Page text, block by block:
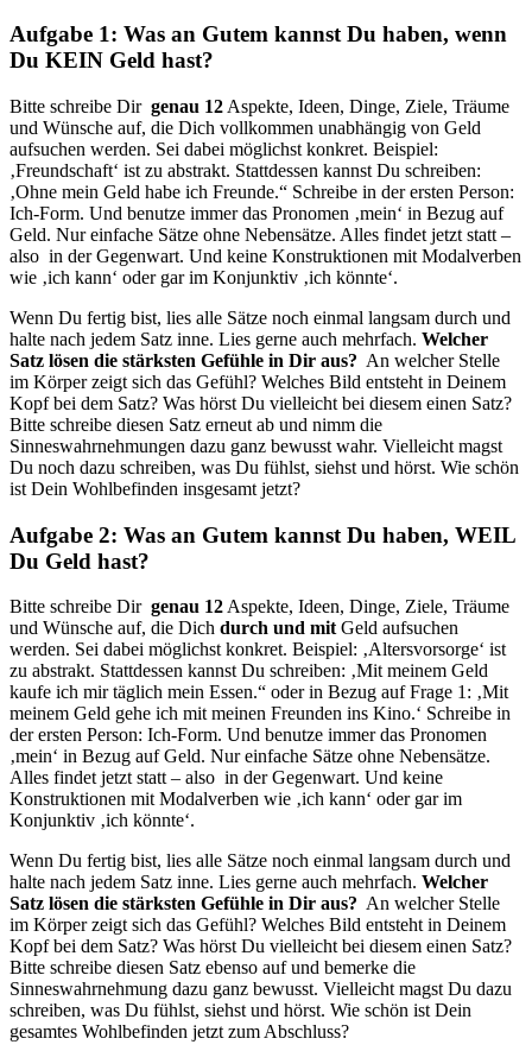
Aufgabe 1: Was an Gutem kannst Du haben, wenn
Du KEIN Geld hast?
Bitte schreibe Dir genau 12 Aspekte, Ideen, Dinge, Ziele, Träume
und Wünsche auf, die Dich vollkommen unabhängig von Geld
aufsuchen werden. Sei dabei möglichst konkret. Beispiel:
‚Freundschaft‘ ist zu abstrakt. Stattdessen kannst Du schreiben:
‚Ohne mein Geld habe ich Freunde.“ Schreibe in der ersten Person:
Ich-Form. Und benutze immer das Pronomen ‚mein‘ in Bezug auf
Geld. Nur einfache Sätze ohne Nebensätze. Alles findet jetzt statt –
also in der Gegenwart. Und keine Konstruktionen mit Modalverben
wie ‚ich kann‘ oder gar im Konjunktiv ‚ich könnte‘.
Wenn Du fertig bist, lies alle Sätze noch einmal langsam durch und
halte nach jedem Satz inne. Lies gerne auch mehrfach. Welcher
Satz lösen die stärksten Gefühle in Dir aus? An welcher Stelle
im Körper zeigt sich das Gefühl? Welches Bild entsteht in Deinem
Kopf bei dem Satz? Was hörst Du vielleicht bei diesem einen Satz?
Bitte schreibe diesen Satz erneut ab und nimm die
Sinneswahrnehmungen dazu ganz bewusst wahr. Vielleicht magst
Du noch dazu schreiben, was Du fühlst, siehst und hörst. Wie schön
ist Dein Wohlbefinden insgesamt jetzt?
Aufgabe 2: Was an Gutem kannst Du haben, WEIL
Du Geld hast?
Bitte schreibe Dir genau 12Aspekte, Ideen, Dinge, Ziele, Träume
und Wünsche auf, die Dich durch und mitGeld aufsuchen
werden. Sei dabei möglichst konkret. Beispiel: ‚Altersvorsorge‘ ist
zu abstrakt. Stattdessen kannst Du schreiben: ‚Mit meinem Geld
kaufe ich mir täglich mein Essen.“ oder in Bezug auf Frage 1: ‚Mit
meinem Geld gehe ich mit meinen Freunden ins Kino.‘ Schreibe in
der ersten Person: Ich-Form. Und benutze immer das Pronomen
‚mein‘ in Bezug auf Geld. Nur einfache Sätze ohne Nebensätze.
Alles findet jetzt statt – also in der Gegenwart. Und keine
Konstruktionen mit Modalverben wie ‚ich kann‘ oder gar im
Konjunktiv ‚ich könnte‘.
Wenn Du fertig bist, lies alle Sätze noch einmal langsam durch und
halte nach jedem Satz inne. Lies gerne auch mehrfach. Welcher
Satz lösen die stärksten Gefühle in Dir aus? An welcher Stelle
im Körper zeigt sich das Gefühl? Welches Bild entsteht in Deinem
Kopf bei dem Satz? Was hörst Du vielleicht bei diesem einen Satz?
Bitte schreibe diesen Satz ebenso auf und bemerke die
Sinneswahrnehmung dazu ganz bewusst. Vielleicht magst Du dazu
schreiben, was Du fühlst, siehst und hörst. Wie schön ist Dein
gesamtes Wohlbefinden jetzt zum Abschluss?